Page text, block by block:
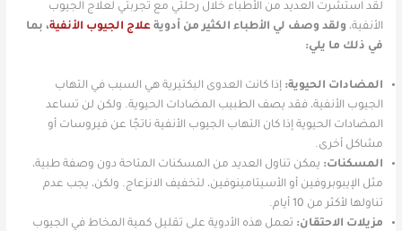
لقد استشرت العديد من الأطباء خلال رحلتي مع تجربتي لعلاج الجيوب
الأنفية، ولقد وصف لي الأطباء الكثير من أدويةعلاج الجيوب الأنفية، بما
في ذلك ما يلي:
المضادات الحيوية: إذا كانت العدوى البكتيرية هي السبب في التهاب
الجيوب الأنفية، فقد يصف الطبيب المضادات الحيوية. ولكن لن تساعد
المضادات الحيوية إذا كان التهاب الجيوب الأنفية ناتجًا عن فيروسات أو
مشاكل أخرى.
المسكنات: يمكن تناول العديد من المسكنات المتاحة دون وصفة طبية،
مثل الإيبوبروفين أو الأسيتامينوفين، لتخفيف الانزعاج. ولكن، يجب عدم
تناولها لأكثر من 10 أيام.
مزيلات الاحتقان: تعمل هذه الأدوية على تقليل كمية المخاط في الجيوب